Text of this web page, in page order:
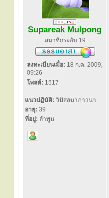
Supareak Mulpong
สมาชิกระดับ 19
ลงทะเบียนเมื่อ: 18 ก.ค. 2009,
09:26
โพสต์: 1517
แนวปฏิบัติ: วิปัสสนาภาวนา
อายุ: 39
ที่อยู่: ลำพูน